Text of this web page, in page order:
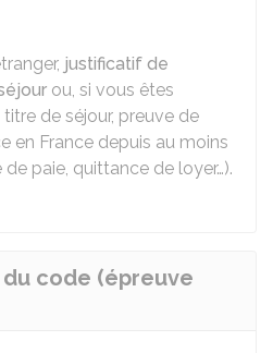
justificatif de
ou, si vous êtes
de séjour, preuve de
en France depuis au moins
paie, quittance de loyer…).
code (épreuve